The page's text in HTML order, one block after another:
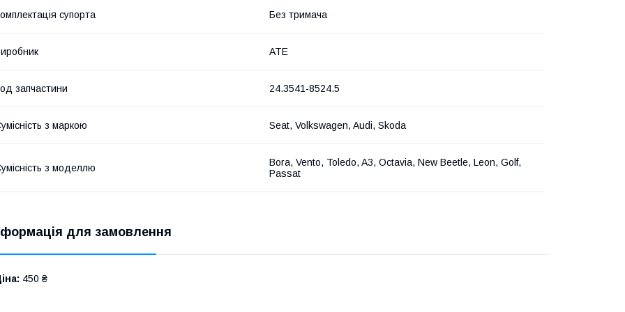
супорта Без тримача
ATE
запчастини 24.3541-8524.5
з маркою Seat, Volkswagen, Audi, Skoda
з моделлю
Bora, Vento, Toledo, A3, Octavia, New Beetle, Leon, Golf,
Passat
для замовлення
450 ₴